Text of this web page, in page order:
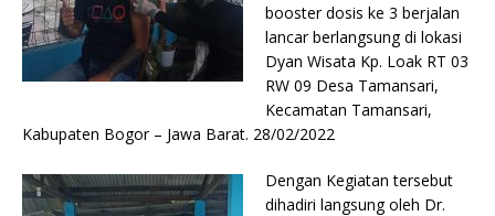
booster dosis ke 3 berjalan
lancar berlangsung di lokasi
Dyan Wisata Kp. Loak RT 03
RW 09 Desa Tamansari,
Kecamatan Tamansari,
Kabupaten Bogor – Jawa Barat. 28/02/2022
Dengan Kegiatan tersebut
dihadiri langsung oleh Dr.